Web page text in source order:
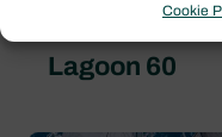
Cookie
Lagoon 60